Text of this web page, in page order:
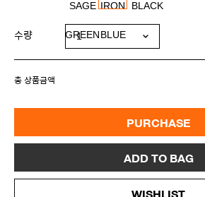
수량
총 상품금액
PURCHASE
ADD TO BAG
WISHLIST